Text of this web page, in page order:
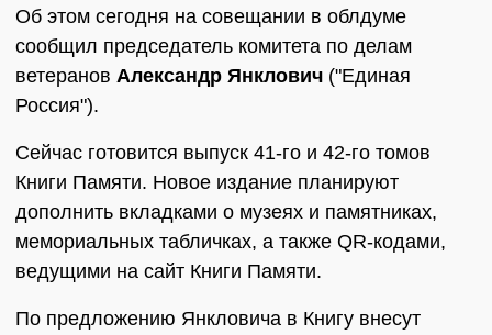
Об этом сегодня на совещании в облдуме
сообщил председатель комитета по делам
ветеранов Александр Янклович ("Единая
Россия").
Сейчас готовится выпуск 41-го и 42-го томов
Книги Памяти. Новое издание планируют
дополнить вкладками о музеях и памятниках,
мемориальных табличках, а также QR-кодами,
ведущими на сайт Книги Памяти.
По предложению Янкловича в Книгу внесут